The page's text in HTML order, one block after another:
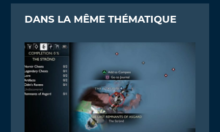
DANS LA MÊME THÉMATIQUE